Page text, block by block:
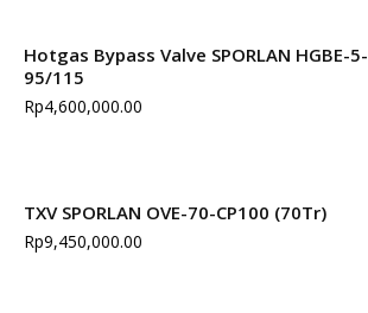
Hotgas Bypass Valve SPORLAN HGBE-5-
95/115
Rp4,600,000.00
TXV SPORLAN OVE-70-CP100 (70Tr)
Rp9,450,000.00